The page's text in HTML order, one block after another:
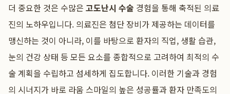
더 중요한 것은 수많은 고도난시 수술 경험을 통해 축적된 의료
진의 노하우입니다. 의료진은 첨단 장비가 제공하는 데이터를
맹신하는 것이 아니라, 이를 바탕으로 환자의 직업, 생활 습관,
눈의 건강 상태 등 모든 요소를 종합적으로 고려하여 최적의 수
술 계획을 수립하고 섬세하게 집도합니다. 이러한 기술과 경험
의 시너지가 바로 라움 스마일의 높은 성공률과 환자 만족도의